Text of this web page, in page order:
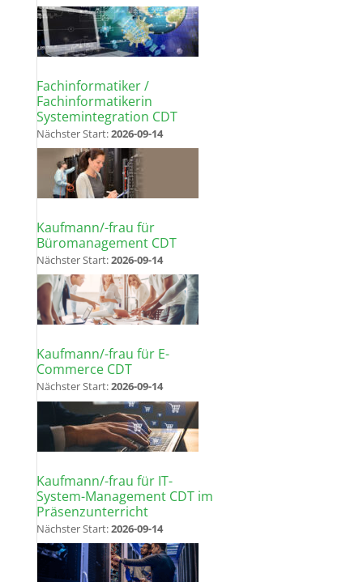
Fachinformatiker /
Fachinformatikerin
Systemintegration CDT
Nächster Start:2026-09-14
Kaufmann/-frau für
Büromanagement CDT
Nächster Start:2026-09-14
Kaufmann/-frau für E-
Commerce CDT
Nächster Start:2026-09-14
Kaufmann/-frau für IT-
System-Management CDT im
Präsenzunterricht
Nächster Start:2026-09-14